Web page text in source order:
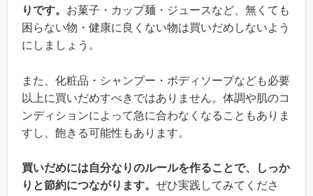
りです。 お菓子・カップ麺・ジュースなど、無くても
困らない物・健康に良くない物は買いだめしないよう
にしましょう。
また、化粧品・シャンプー・ボディソープなども必要
以上に買いだめすべきではありません。体調や肌のコ
ンディションによって急に合わなくなることもありま
すし、飽きる可能性もあります。
買いだめには自分なりのルールを作ることで、しっか
りと節約につながります。 ぜひ実践してみてくださ